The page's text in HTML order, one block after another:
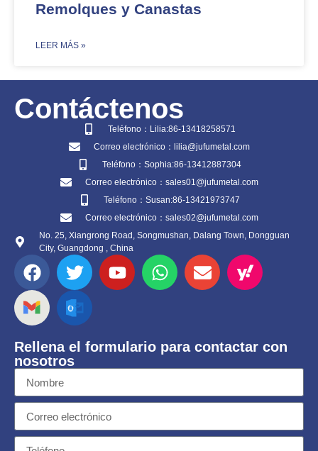
Remolques y Canastas
​LEER MÁS »
Contáctenos
Teléfono：Lilia:86-13418258571
Correo electrónico：lilia@jufumetal.com
Teléfono：Sophia:86-13412887304
Correo electrónico：sales01@jufumetal.com
Teléfono：Susan:86-13421973747
Correo electrónico：sales02@jufumetal.com
No. 25, Xiangrong Road, Songmushan, Dalang Town, Dongguan
City, Guangdong , China
Rellena el formulario para contactar con
nosotros